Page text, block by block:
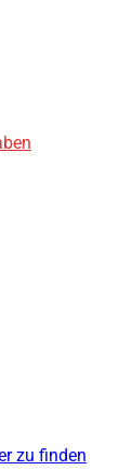
zu finden